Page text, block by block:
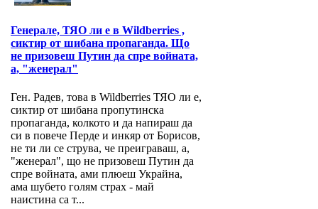
Генерале, ТЯО ли е в Wildberries ,
сиктир от шибана пропаганда. Що
не призовеш Путин да спре войната,
а, "женерал"
Ген. Радев, това в Wildberries ТЯО ли е,
сиктир от шибана пропутинска
пропаганда, колкото и да напираш да
си в повече Перде и инкяр от Борисов,
не ти ли се струва, че преиграваш, а,
"женерал", що не призовеш Путин да
спре войната, ами плюеш Украйна,
ама шубето голям страх - май
наистина са т...